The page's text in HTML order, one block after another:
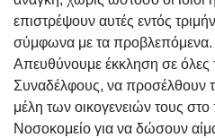
επιστρέψουν αυτές εντός
σύμφωνα με τα προβλεπόμενα.
Απευθύνουμε έκκληση σε όλες
Συναδέλφους, να προσέλθουν
μέλη των οικογενειών τους
Νοσοκομείο για να δώσουν